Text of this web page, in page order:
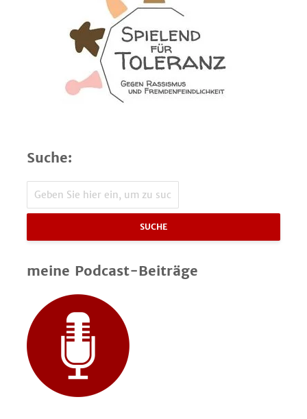
Suche:
SUCHE
meine Podcast-Beiträge